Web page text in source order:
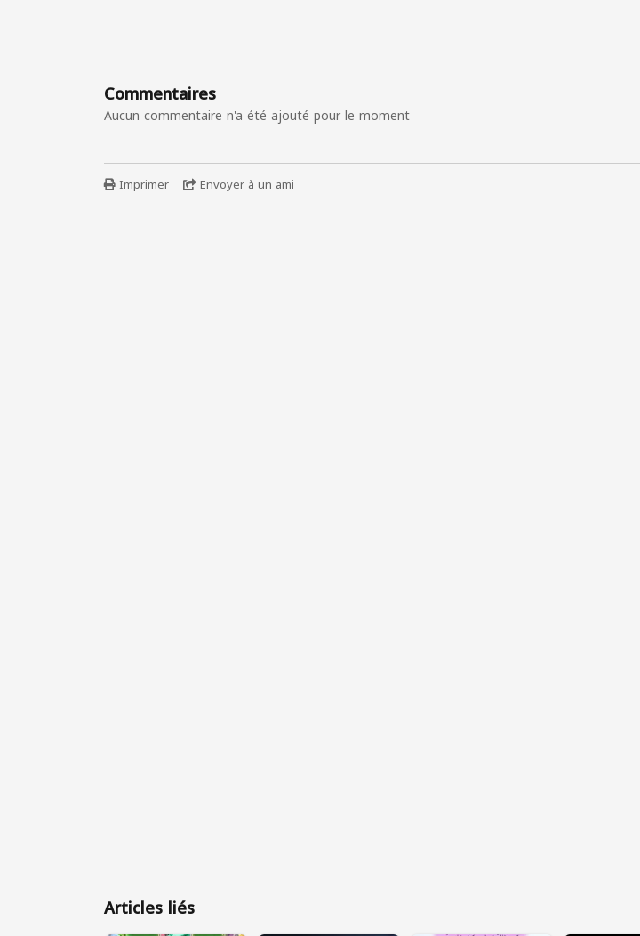
Commentaires
Aucun commentaire n'a été ajouté pour le moment
Imprimer Envoyer à un ami
Articles liés